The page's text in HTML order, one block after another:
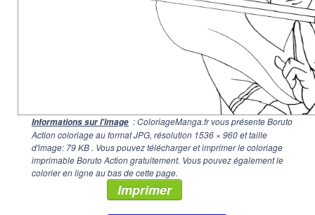
Informations sur l'image : ColoriageManga.fr vous présente Boruto
Action coloriage au format JPG, résolution 1536 × 960et taille
d'image: 79 KB . Vous pouvez télécharger et imprimer le coloriage
imprimable Boruto Action gratuitement. Vous pouvez également le
colorier en ligne au bas de cette page.
Imprimer